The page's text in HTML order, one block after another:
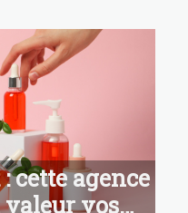
cette agence
vos